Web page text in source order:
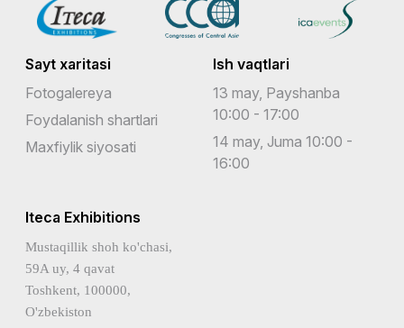
Sayt xaritasi
Fotogalereya
Foydalanish shartlari
Maxfiylik siyosati
Ish vaqtlari
13 may, Payshanba
10:00 - 17:00
14 may, Juma 10:00 -
16:00
Iteca Exhibitions
Mustaqillik shoh ko'chasi,
59A uy, 4 qavat
Toshkent, 100000,
O'zbekiston